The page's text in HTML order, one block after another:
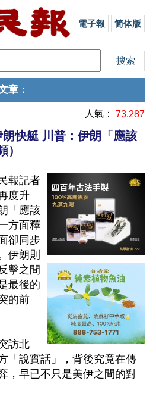
電子報 简体版
章 ：
人氣： 73,287
快艇 川普：伊朗「應該
）
報記者
度升
「應該
方面釋
卻同步
伊朗則
擊之間
最後的
的前
訪北
「說實話」，背後究竟在傳
，早已不只是美伊之間的對